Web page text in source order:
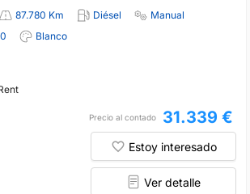
87.780 Km Diésel
Manual
Blanco
Precio al contado 31.339 €
Estoy interesado
Ver detalle